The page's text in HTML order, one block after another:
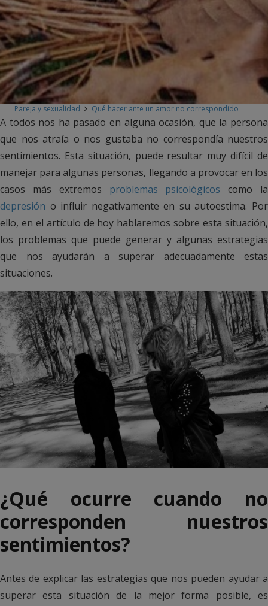
Pareja y sexualidad Qué hacer ante un amor no correspondido
A todos nos ha pasado en alguna ocasión, que la persona
que nos atraía o nos gustaba no correspondía nuestros
sentimientos. Esta situación, puede resultar muy difícil de
manejar para algunas personas, llegando a provocar en los
casos más extremos problemas psicológicos como la
depresión o influir negativamente en su autoestima. Por
ello, en el artículo de hoy hablaremos sobre esta situación,
los problemas que puede generar y algunas estrategias
que nos ayudarán a superar adecuadamente estas
situaciones.
¿Qué ocurre cuando no
corresponden nuestros
sentimientos?
Antes de explicar las estrategias que nos pueden ayudar a
superar esta situación de la mejor forma posible, es